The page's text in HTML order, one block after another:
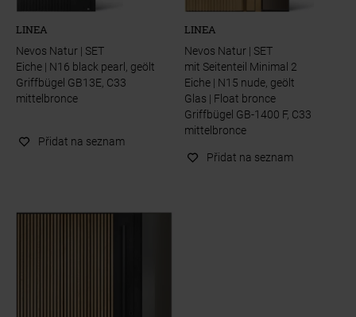
LINEA
Nevos Natur | SET
Eiche | N16 black pearl, geölt
Griffbügel GB13E, C33
mittelbronce
Přidat na seznam
LINEA
Nevos Natur | SET
mit Seitenteil Minimal 2
Eiche | N15 nude, geölt
Glas | Float bronce
Griffbügel GB-1400 F, C33
mittelbronce
Přidat na seznam